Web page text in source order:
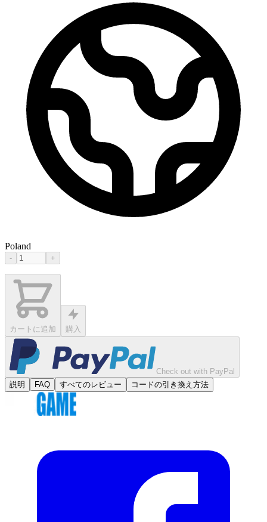
Poland
- +
カートに追加 購入
Check out with PayPal
説明
FAQ すべてのレビュー コードの引き換え方法